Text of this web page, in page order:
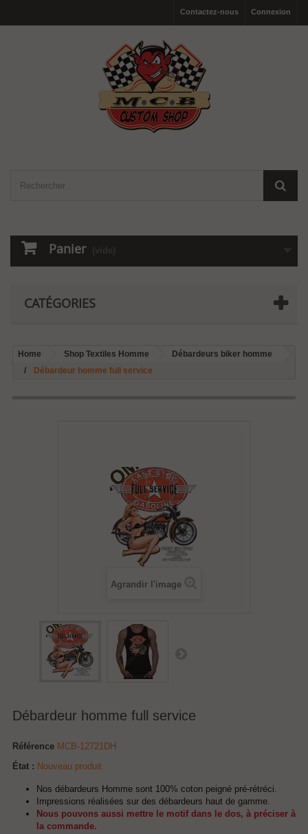
Connexion
Contactez-nous
Panier (vide)
CATÉGORIES
Home Shop Textiles Homme
Débardeurs biker homme
Débardeur homme full service
Agrandir l'image
Débardeur homme full service
Référence MCB-12721DH
État : Nouveau produit
Nos débardeurs Homme sont 100% coton peigné pré-rétréci.
Impressions réalisées sur des débardeurs haut de gamme.
Nous pouvons aussi mettre le motif dans le dos, à préciser à
la commande.